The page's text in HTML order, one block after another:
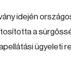
idején
a
ügyeleti